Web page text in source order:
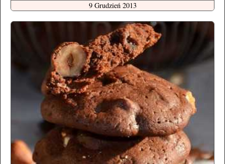
9 Grudzień 2013